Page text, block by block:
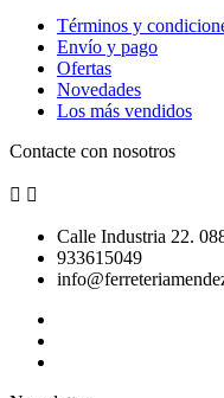
Términos y
Envío y pago
Ofertas
Novedades
Los más vendidos
Contacte con nosotros
 
Calle Industria 22.
933615049